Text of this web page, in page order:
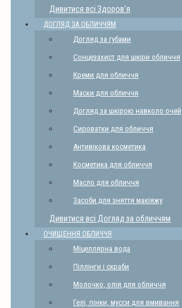
Дивитися всі Здоров'я
ДОГЛЯД ЗА ОБЛИЧЧЯМ
Догляд за губами
Сонцезахист для шкіри обличчя
Креми для обличчя
Маски для обличчя
Догляд за шкірою навколо очей
Сироватки для обличчя
Антивікова косметика
Косметика для обличчя
Масло для обличчя
Засоби для зняття макіяжу
Дивитися всі Догляд за обличчям
ОЧИЩЕННЯ ОБЛИЧЧЯ
Міцеллярна вода
Піллінги і скраби
Молочко, олія для обличчя
Гелі, пінки, мусси для вмивання